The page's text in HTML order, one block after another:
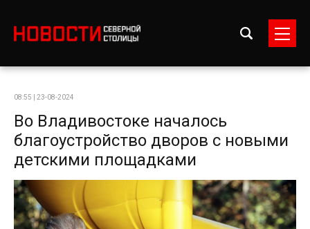
08:55 | 23-08-2024
Во Владивостоке началось
благоустройство дворов с новыми
детскими площадками